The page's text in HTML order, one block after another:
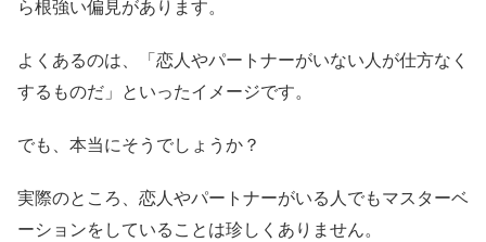
ら根強い偏見があります。
よくあるのは、「恋人やパートナーがいない人が仕方なく
するものだ」といったイメージです。
でも、本当にそうでしょうか？
実際のところ、恋人やパートナーがいる人でもマスターベ
ーションをしていることは珍しくありません。